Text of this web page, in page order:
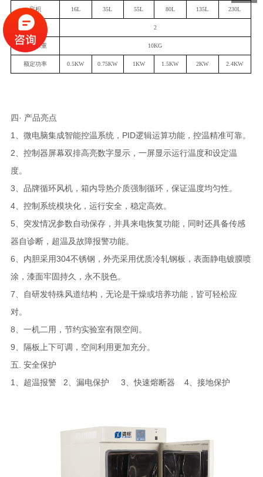
容积 16L 35L 55L 80L 135L 230L
标配搁板 2
搁板承重 10KG
额定功率 0.5KW 0.75KW 1KW 1.5KW 2KW 2.4KW
四· 产品亮点
1、微电脑集成智能控温系统，PID逻辑运算功能，控温精准可靠。
2、控制器屏幕双排高亮数字显示，一屏显示运行温度和设定温
度。
3、品牌循环风机，箱内导热介质强制循环，保证温度均匀性。
4、控制系统模块化，运行安全，稳定高效。
5、突发情况参数自动保存，并具来电恢复功能，同时还具备传感
器自诊断，超温及故障报警功能。
6、内胆采用304不锈钢，外壳采用优质冷轧钢板，表面静电镀膜喷
涂，漆面牢固持久，永不脱色。
7、自研发特殊风道结构，无论是干燥或培养功能，皆可轻松应
对。
8、一机二用，节约实验室有限空间。
9、隔板上下可调，空间利用更加充分。
五. 安全保护
1、超温报警 2、漏电保护 3、快速熔断器 4、接地保护